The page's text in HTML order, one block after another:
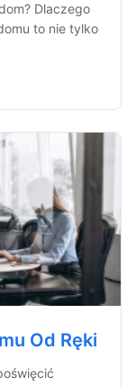
Dlaczego
to nie tylko
Od Ręki